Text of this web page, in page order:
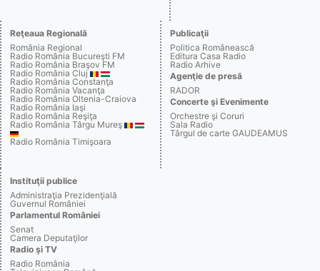
Reţeaua Regională
România Regional
Radio România Bucureşti FM
Radio România Braşov FM
Radio România Cluj
Radio România Constanţa
Radio România Vacanţa
Radio România Oltenia-Craiova
Radio România Iaşi
Radio România Reşiţa
Radio România Târgu Mureş
Radio România Timişoara
Publicaţii
Politica Românească
Editura Casa Radio
Radio Arhive
Agenţie de presă
RADOR
Concerte şi Evenimente
Orchestre şi Coruri
Sala Radio
Târgul de carte GAUDEAMUS
Instituţii publice
Administraţia Prezidenţială
Guvernul României
Parlamentul României
Senat
Camera Deputaţilor
Radio şi TV
Radio România